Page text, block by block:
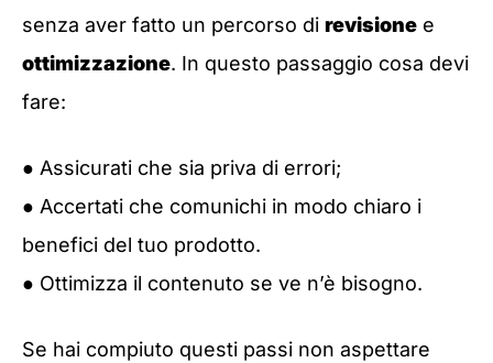
senza aver fatto un percorso di revisione e
ottimizzazione. In questo passaggio cosa devi
fare:
● Assicurati che sia priva di errori;
● Accertati che comunichi in modo chiaro i
benefici del tuo prodotto.
● Ottimizza il contenuto se ve n’è bisogno.
Se hai compiuto questi passi non aspettare